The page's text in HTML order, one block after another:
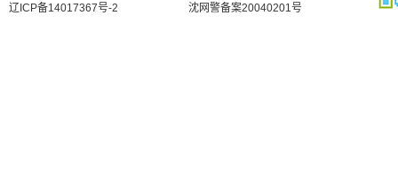
辽ICP备14017367号-2
沈网警备案20040201号